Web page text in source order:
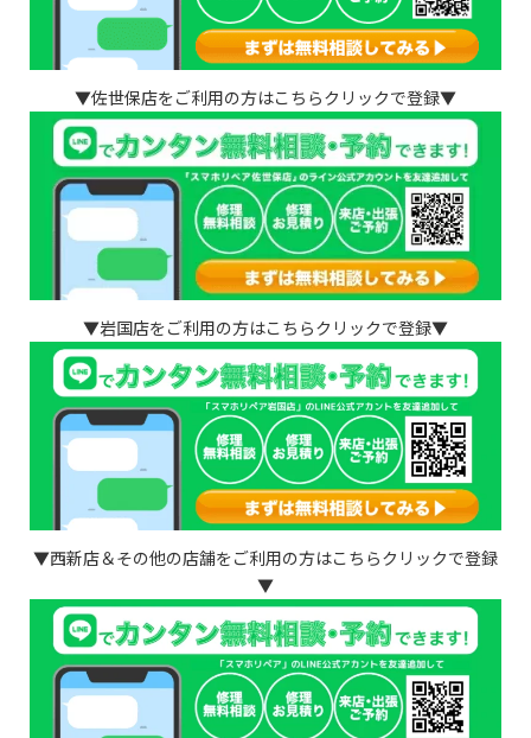
▼佐世保店をご利用の方はこちらクリックで登録▼
▼岩国店をご利用の方はこちらクリックで登録▼
▼西新店＆その他の店舗をご利用の方はこちらクリックで登録
▼